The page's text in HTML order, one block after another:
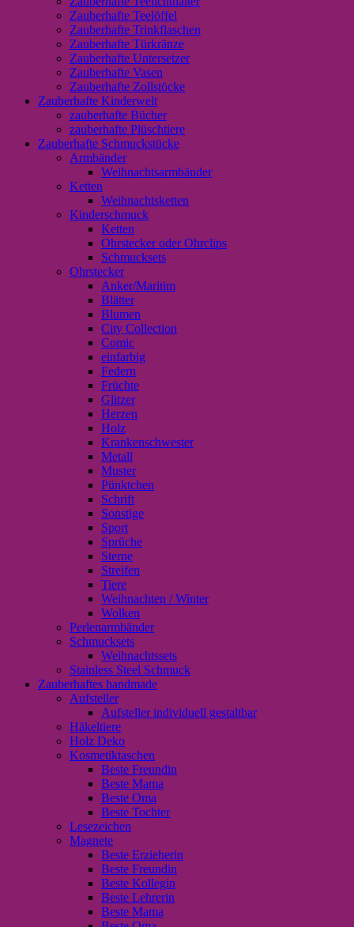
Zauberhafte Teelöffel
Zauberhafte Trinkflaschen
Zauberhafte Türkränze
Zauberhafte Untersetzer
Zauberhafte Vasen
Zauberhafte Zollstöcke
Zauberhafte Kinderwelt
zauberhafte Bücher
zauberhafte Plüschtiere
Zauberhafte Schmuckstücke
Armbänder
Weihnachtsarmbänder
Ketten
Weihnachtsketten
Kinderschmuck
Ketten
Ohrstecker oder Ohrclips
Schmucksets
Ohrstecker
Anker/Maritim
Blätter
Blumen
City Collection
Comic
einfarbig
Federn
Früchte
Glitzer
Herzen
Holz
Krankenschwester
Metall
Muster
Pünktchen
Schrift
Sonstige
Sport
Sprüche
Sterne
Streifen
Tiere
Weihnachten / Winter
Wolken
Perlenarmbänder
Schmucksets
Weihnachtssets
Stainless Steel Schmuck
Zauberhaftes handmade
Aufsteller
Aufsteller individuell gestaltbar
Häkeltiere
Holz Deko
Kosmetiktaschen
Beste Freundin
Beste Mama
Beste Oma
Beste Tochter
Lesezeichen
Magnete
Beste Erzieherin
Beste Freundin
Beste Kollegin
Beste Lehrerin
Beste Mama